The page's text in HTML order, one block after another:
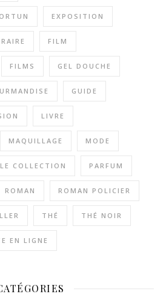
EXPOSITION
FILM
FILMS GEL DOUCHE
GUIDE
LIVRE
MAQUILLAGE MODE
COLLECTION PARFUM
ROMAN ROMAN POLICIER
THÉ THÉ NOIR
EN LIGNE